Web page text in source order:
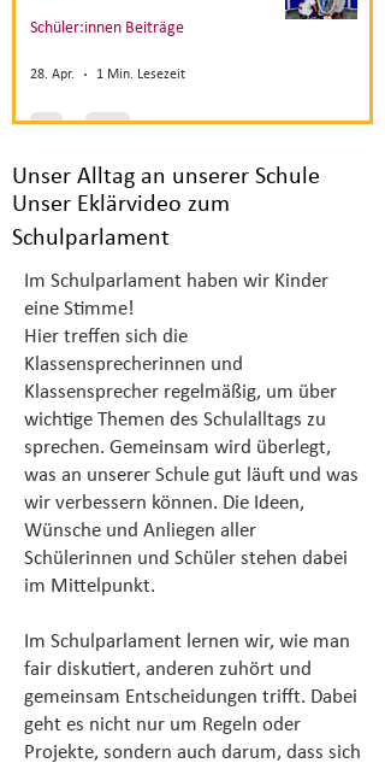
Schüler:innen Beiträge
28. Apr. 1 Min. Lesezeit
Unser Alltag an unserer Schule
Unser Eklärvideo zum
Schulparlament
Im Schulparlament haben wir Kinder
eine Stimme!
Hier treffen sich die
Klassensprecherinnen und
Klassensprecher regelmäßig, um über
wichtige Themen des Schulalltags zu
sprechen. Gemeinsam wird überlegt,
was an unserer Schule gut läuft und was
wir verbessern können. Die Ideen,
Wünsche und Anliegen aller
Schülerinnen und Schüler stehen dabei
im Mittelpunkt.
Im Schulparlament lernen wir, wie man
fair diskutiert, anderen zuhört und
gemeinsam Entscheidungen trifft. Dabei
geht es nicht nur um Regeln oder
Projekte, sondern auch darum, dass sich